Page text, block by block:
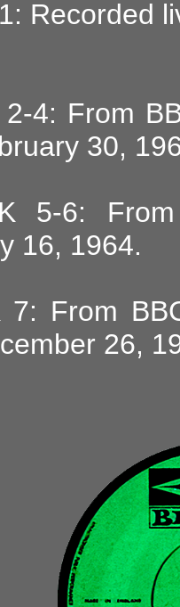
Recorded
4: From
30,
5-6:
16, 1964.
7: From
26,